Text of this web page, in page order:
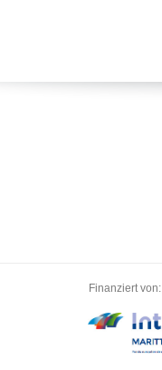
Finanziert von: